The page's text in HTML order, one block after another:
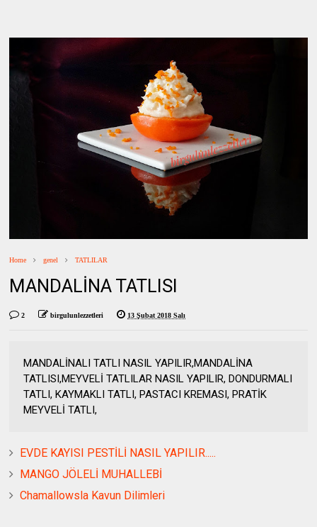
Home genel TATLILAR
MANDALİNA TATLISI
2 birgulunlezzetleri 13 Şubat 2018 Salı
MANDALİNALI TATLI NASIL YAPILIR,MANDALİNA
TATLISI,MEYVELİ TATLILAR NASIL YAPILIR, DONDURMALI
TATLI, KAYMAKLI TATLI, PASTACI KREMASI, PRATİK
MEYVELİ TATLI,
EVDE KAYISI PESTİLİ NASIL YAPILIR.....
MANGO JÖLELİ MUHALLEBİ
Chamallowsla Kavun Dilimleri